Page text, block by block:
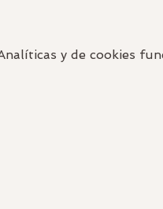
y de cookies